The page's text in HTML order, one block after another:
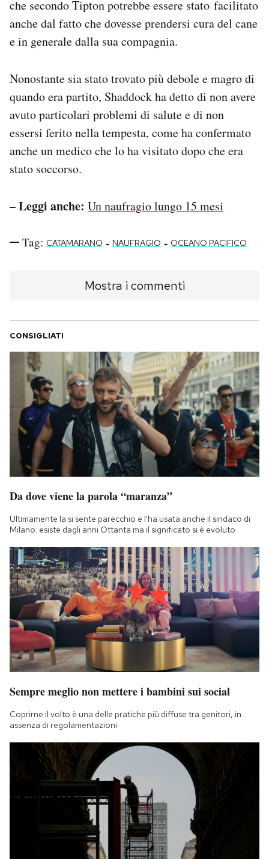
che secondo Tipton potrebbe essere stato facilitato
anche dal fatto che dovesse prendersi cura del cane
e in generale dalla sua compagnia.
Nonostante sia stato trovato più debole e magro di
quando era partito, Shaddock ha detto di non avere
avuto particolari problemi di salute e di non
essersi ferito nella tempesta, come ha confermato
anche un medico che lo ha visitato dopo che era
stato soccorso.
– Leggi anche: Un naufragio lungo 15 mesi
Tag: CATAMARANO - NAUFRAGIO - OCEANO PACIFICO
Mostra i commenti
CONSIGLIATI
Da dove viene la parola “maranza”
Ultimamente la si sente parecchio e l'ha usata anche il sindaco di
Milano: esiste dagli anni Ottanta ma il significato si è evoluto
Sempre meglio non mettere i bambini sui social
Coprirne il volto è una delle pratiche più diffuse tra genitori, in
assenza di regolamentazioni